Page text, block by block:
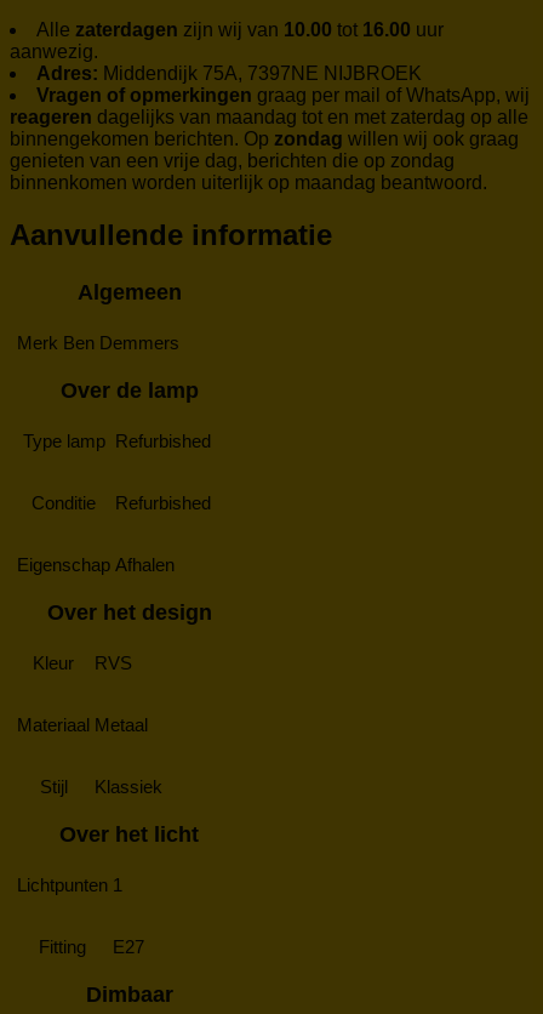
Alle zaterdagen zijn wij van 10.00 tot 16.00 uur
aanwezig.
Adres: Middendijk 75A, 7397NE NIJBROEK
Vragen of opmerkingen graag per mail of WhatsApp, wij
reageren dagelijks van maandag tot en met zaterdag op alle
binnengekomen berichten. Op zondag willen wij ook graag
genieten van een vrije dag, berichten die op zondag
binnenkomen worden uiterlijk op maandag beantwoord.
Aanvullende informatie
Algemeen
Merk Ben Demmers
Over de lamp
Type lamp Refurbished
Conditie Refurbished
Eigenschap Afhalen
Over het design
Kleur RVS
Materiaal Metaal
Stijl Klassiek
Over het licht
Lichtpunten 1
Fitting E27
Dimbaar